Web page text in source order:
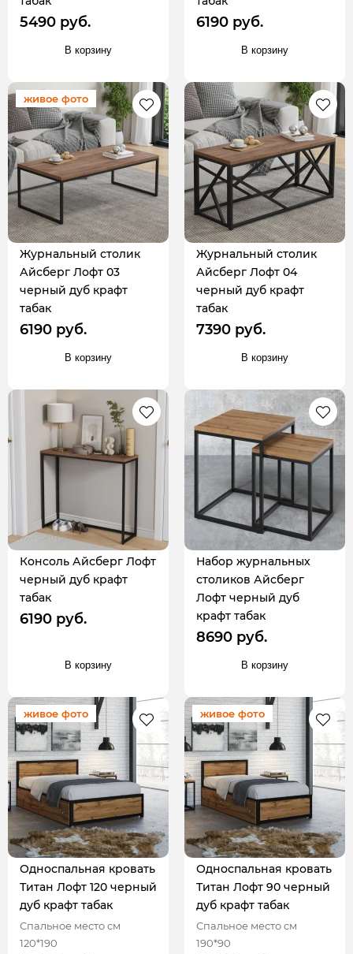
5490 руб.
В корзину
6190 руб.
В корзину
живое фото
Журнальный столик
Айсберг Лофт 03
черный дуб крафт
табак
6190 руб.
В корзину
Журнальный столик
Айсберг Лофт 04
черный дуб крафт
табак
7390 руб.
В корзину
Консоль Айсберг Лофт
черный дуб крафт
табак
6190 руб.
В корзину
Набор журнальных
столиков Айсберг
Лофт черный дуб
крафт табак
8690 руб.
В корзину
живое фото
Односпальная кровать
Титан Лофт 120 черный
дуб крафт табак
Спальное место см
120*190
живое фото
Односпальная кровать
Титан Лофт 90 черный
дуб крафт табак
Спальное место см
190*90